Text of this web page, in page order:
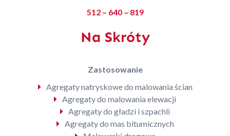
512 – 640 – 819
Na Skróty
Zastosowanie
Agregaty natryskowe do malowania ścian
Agregaty do malowania elewacji
Agregaty do gładzi i szpachli
Agregaty do mas bitumicznych